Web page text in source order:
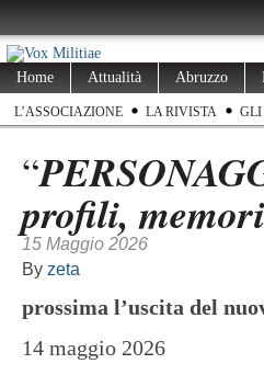
Home Attualità Abruzzo
L’ASSOCIAZIONE LA RIVISTA GLI
“
profili,
15 Maggio 2026
By zeta
prossima l’uscita del
14 maggio 2026